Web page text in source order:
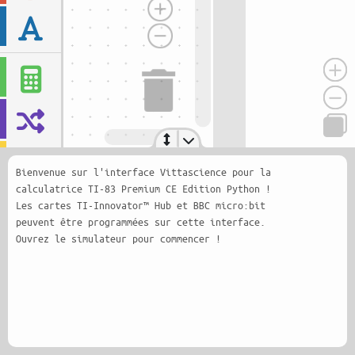
Bienvenue sur l'interface Vittascience pour la
calculatrice TI-83 Premium CE Edition Python !
Les cartes TI-Innovator™ Hub et BBC micro:bit
peuvent être programmées sur cette interface.
Ouvrez le simulateur pour commencer !